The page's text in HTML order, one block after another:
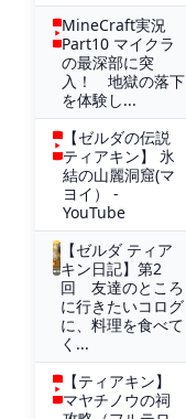
MineCraft実況
Part10 マイクラ
の最深部に突
入！ 地獄の落下
を体験し...
【ゼルダの伝説
ティアキン】 氷
結の山麗洞窟(マ
ヨイ） -
YouTube
【ゼルダ ティア
キン日記】第2
回 友達のところ
に行きたいコログ
に、料理を食べて
く...
【ティアキン】
マヤチノウの祠